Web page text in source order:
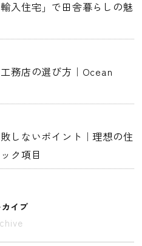
入住宅」で田舎暮らしの魅
務店の選び方｜Ocean
しないポイント｜理想の住
ク項目
イブ